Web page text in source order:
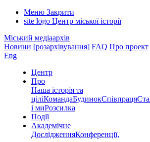
Меню Закрити
site logo Центр міської історії
Міський медіаархів
Новини [розархівування] FAQ Про проект
Eng
Центр
Про
Наша історія та
ціліКомандаБудинокСпівпраця
і миРозсилка
Події
Академічне
ДослідженняКонференції,